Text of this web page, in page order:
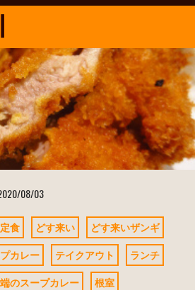
08/03
食 どす来い
どす来いザンギ
カレー テイクアウト
ランチ
のスープカレー 根室